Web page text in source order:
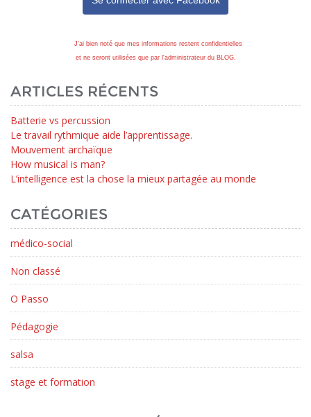
J'ai bien noté que mes informations restent confidentielles
et ne seront utilisées que par l'administrateur du BLOG.
ARTICLES RÉCENTS
Batterie vs percussion
Le travail rythmique aide l’apprentissage.
Mouvement archaïque
How musical is man?
L’intelligence est la chose la mieux partagée au monde
CATÉGORIES
médico-social
Non classé
O Passo
Pédagogie
salsa
stage et formation